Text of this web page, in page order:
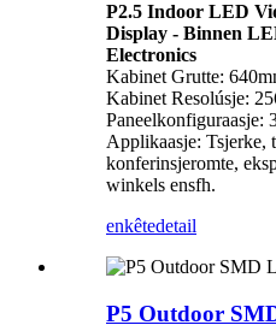
P2.5 Indoor LED
Display - Binnen
Electronics
Kabinet Grutte:
Kabinet Resolúsje:
Paneelkonfiguraasje:
Applikaasje: Tsjerke,
konferinsjeromte,
winkels ensfh.
enkêtedetail
P5 Outdoor